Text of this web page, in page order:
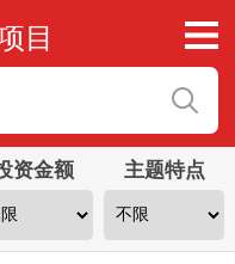
目
资金额 主题特点